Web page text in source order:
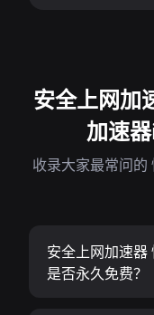
安全上网加
加速
收录大家最常问
安全上网加速
是否永久免费？